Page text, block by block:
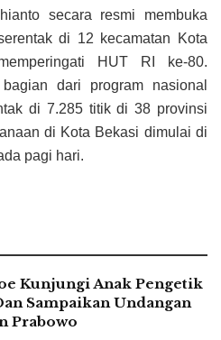
secara resmi membuka
di 12 kecamatan Kota
HUT RI ke-80.
dari program nasional
di 7.285 titik di 38 provinsi
di Kota Bekasi dimulai di
pagi hari.
Kunjungi Anak Pengetik
Sampaikan Undangan
Prabowo